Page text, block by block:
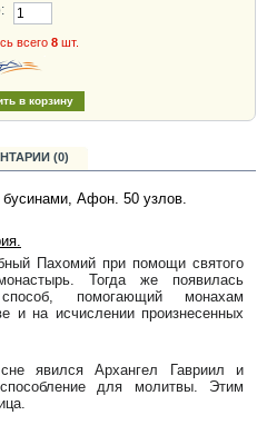
всего 8шт.
(0)
бусинами, Афон. 50 узлов.
Пахомий при помощи святого
Тогда же появилась
помогающий монахам
и на исчислении произнесенных
явился Архангел Гавриил и
для молитвы. Этим